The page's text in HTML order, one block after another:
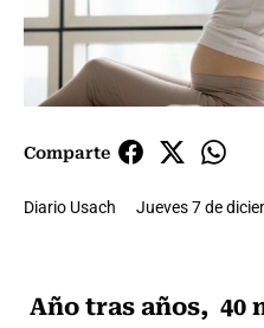
Comparte
Diario Usach Jueves 7 de
Año tras años, 40